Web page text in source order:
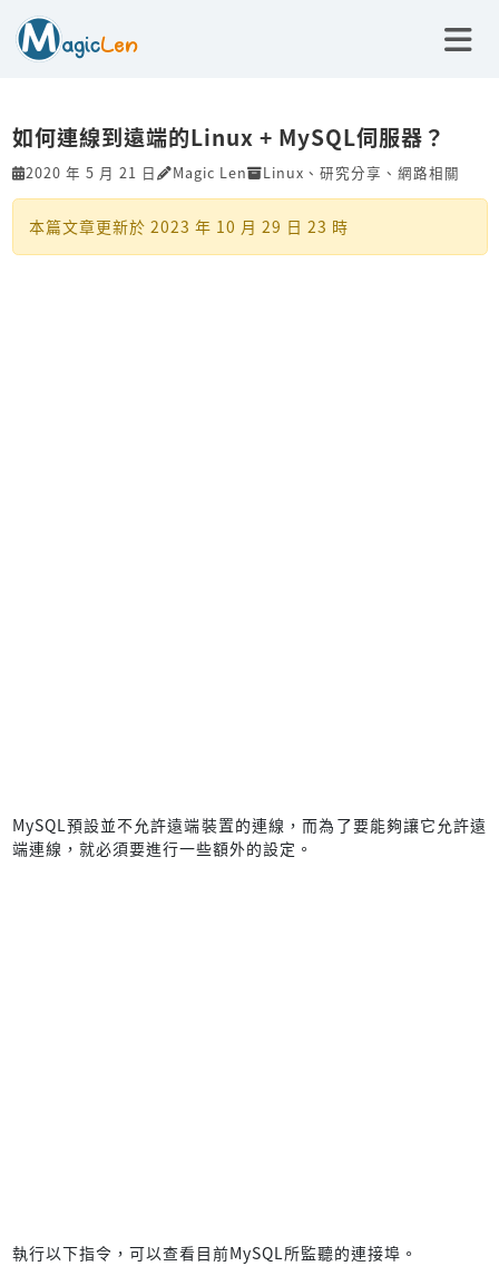
如何連線到遠端的Linux + MySQL伺服器？
2020 年 5 月 21 日 Magic Len Linux 、 研究分享 、 網路相關
本篇文章更新於 2023 年 10 月 29 日 23 時
MySQL預設並不允許遠端裝置的連線，而為了要能夠讓它允許遠
端連線，就必須要進行一些額外的設定。
執行以下指令，可以查看目前MySQL所監聽的連接埠。